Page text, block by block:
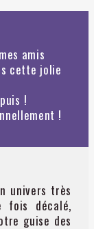
amis
cette jolie
!
!
univers très
fois décalé,
guise des